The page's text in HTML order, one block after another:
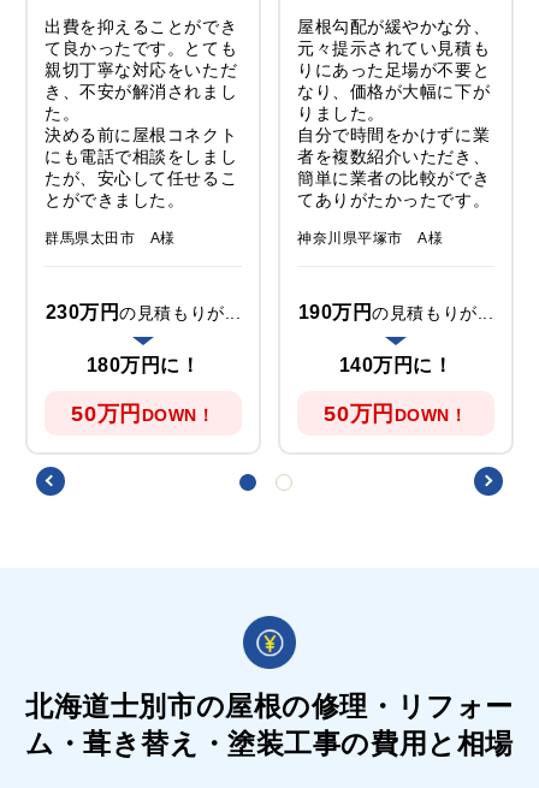
出費を抑えることができ
て良かったです。とても
親切丁寧な対応をいただ
き、不安が解消されまし
た。
決める前に屋根コネクト
にも電話で相談をしまし
たが、安心して任せるこ
とができました。
群馬県太田市 A様
230万円の見積もりが...
180万円に！
50万円 DOWN！
屋根勾配が緩やかな分、
元々提示されてい見積も
りにあった足場が不要と
なり、価格が大幅に下が
りました。
自分で時間をかけずに業
者を複数紹介いただき、
簡単に業者の比較ができ
てありがたかったです。
神奈川県平塚市 A様
190万円の見積もりが...
140万円に！
50万円 DOWN！
北海道士別市の屋根の修理・リフォー
ム・葺き替え・塗装工事の費用と相場